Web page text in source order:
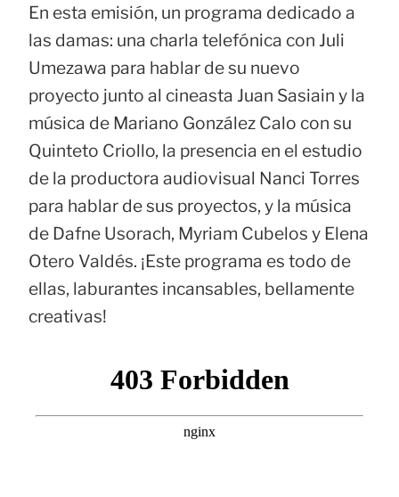
En esta emisión, un programa dedicado a
las damas: una charla telefónica con Juli
Umezawa para hablar de su nuevo
proyecto junto al cineasta Juan Sasiain y la
música de Mariano González Calo con su
Quinteto Criollo, la presencia en el estudio
de la productora audiovisual Nanci Torres
para hablar de sus proyectos, y la música
de Dafne Usorach, Myriam Cubelos y Elena
Otero Valdés. ¡Este programa es todo de
ellas, laburantes incansables, bellamente
creativas!